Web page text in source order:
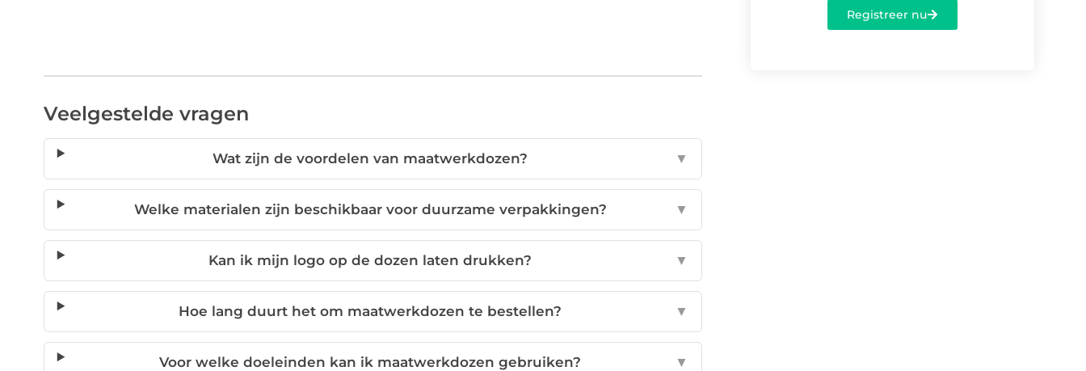
Veelgestelde vragen
Wat zijn de voordelen van maatwerkdozen? ▼
Welke materialen zijn beschikbaar voor duurzame verpakkingen? ▼
Kan ik mijn logo op de dozen laten drukken? ▼
Hoe lang duurt het om maatwerkdozen te bestellen? ▼
Voor welke doeleinden kan ik maatwerkdozen gebruiken? ▼
Registreer nu